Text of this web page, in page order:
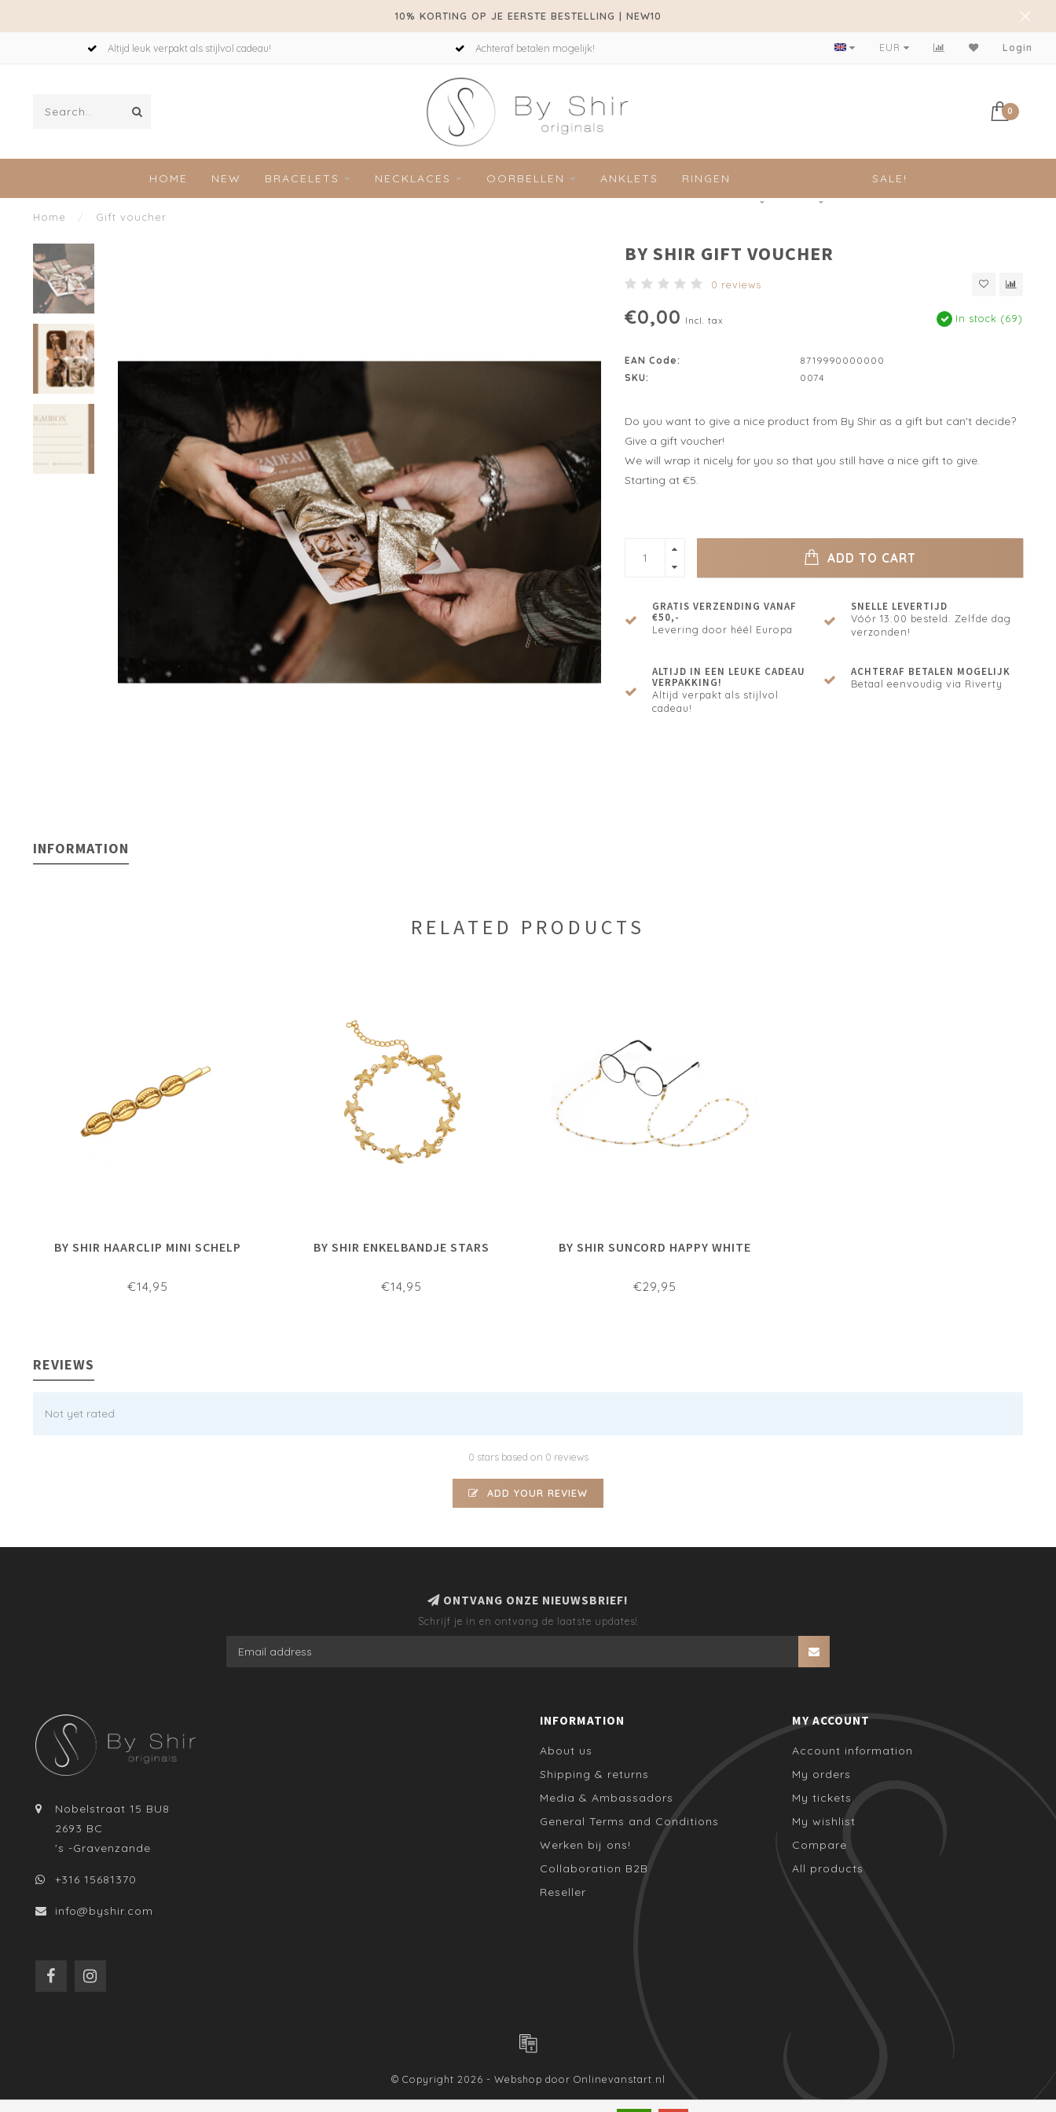
10% KORTING OP JE EERSTE BESTELLING | NEW10
Altijd leuk verpakt als stijlvol cadeau! Achteraf betalen mogelijk! Gratis verzending vanaf €50- !
EUR Login
0
HOME NEW BRACELETS NECKLACES OORBELLEN ANKLETS RINGEN SALE!
Home / Gift voucher
BY SHIR GIFT VOUCHER
0 reviews
€0,00 Incl. tax In stock (69)
EAN Code:
8719990000000
SKU:
0074
Do you want to give a nice product from By Shir as a gift but can't decide?
Give a gift voucher!
We will wrap it nicely for you so that you still have a nice gift to give.
Starting at €5.
ADD TO CART
GRATIS VERZENDING VANAF
€50,-
Levering door héél Europa
SNELLE LEVERTIJD
Vóór 13:00 besteld. Zelfde dag
verzonden!
ALTIJD IN EEN LEUKE CADEAU
VERPAKKING!
Altijd verpakt als stijlvol
cadeau!
ACHTERAF BETALEN MOGELIJK
Betaal eenvoudig via Riverty
INFORMATION
RELATED PRODUCTS
BY SHIR HAARCLIP MINI SCHELP
€14,95
BY SHIR ENKELBANDJE STARS
€14,95
BY SHIR SUNCORD HAPPY WHITE
€29,95
REVIEWS
Not yet rated
0 stars based on 0 reviews
ADD YOUR REVIEW
ONTVANG ONZE NIEUWSBRIEF!
Schrijf je in en ontvang de laatste updates!
Nobelstraat 15 BU8
2693 BC
's -Gravenzande
+316 15681370
info@byshir.com
INFORMATION
About us
Shipping & returns
Media & Ambassadors
General Terms and Conditions
Werken bij ons!
Collaboration B2B
Reseller
MY ACCOUNT
Account information
My orders
My tickets
My wishlist
Compare
All products
© Copyright 2026 - Webshop door Onlinevanstart.nl